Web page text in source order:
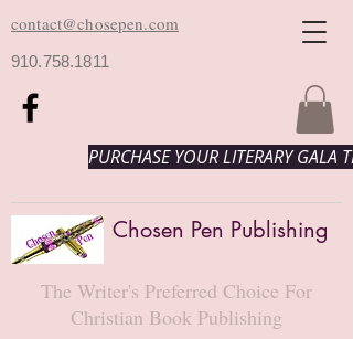
contact@chosepen.com
910.758.1811
PURCHASE YOUR LITERARY GALA
Chosen Pen Publishing
The Writer's Preferred Choice For
Christian Book Publishing